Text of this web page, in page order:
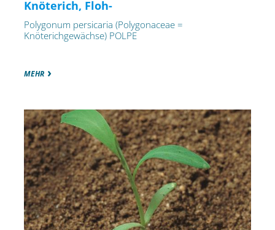
Knöterich, Floh-
Polygonum persicaria (Polygonaceae =
Knöterichgewächse) POLPE
MEHR